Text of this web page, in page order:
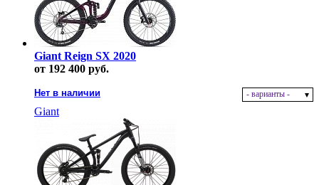
Giant Reign SX 2020
от 192 400 руб.
Нет в наличии - варианты -
Giant